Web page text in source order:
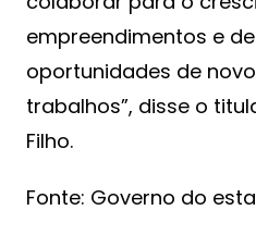
empreendimentos e
oportunidades de
trabalhos”, disse o
Filho.
Fonte: Governo do